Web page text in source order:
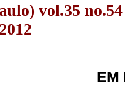
vol.35 no.54
EM